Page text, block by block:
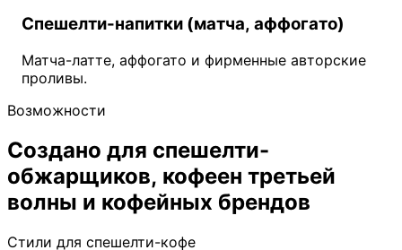
Спешелти-напитки (матча, аффогато)
Матча-латте, аффогато и фирменные авторские
проливы.
Возможности
Создано для спешелти-
обжарщиков, кофеен третьей
волны и кофейных брендов
Стили для спешелти-кофе